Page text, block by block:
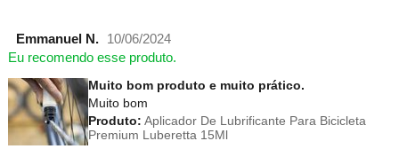
Emmanuel N.
10/06/2024
Eu recomendo esse produto.
Muito bom produto e muito prático.
Muito bom
Produto: Aplicador De Lubrificante Para Bicicleta
Premium Luberetta 15Ml